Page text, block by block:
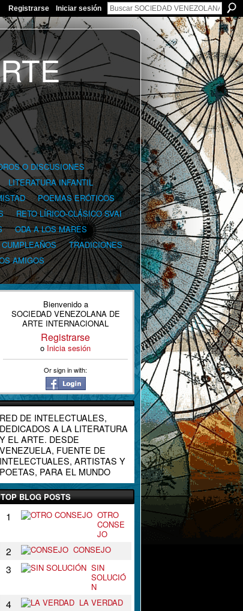
Registrarse Iniciar sesión
O DISCUSIONES
LITERATURA INFANTIL
POEMAS ERÓTICOS
RETO LÍRICO-CLÁSICO SVAI
ODA A LOS MARES
CUMPLEAÑOS
TRADICIONES
AMIGOS
Bienvenido a
SOCIEDAD VENEZOLANA DE
ARTE INTERNACIONAL
Registrarse
o Inicia sesión
Or sign in with:
RED DE INTELECTUALES,
DEDICADOS A LA LITERATURA
Y EL ARTE. DESDE
VENEZUELA, FUENTE DE
INTELECTUALES, ARTISTAS Y
POETAS, PARA EL MUNDO
TOP BLOG POSTS
1
OTRO
CONSE
JO
2 CONSEJO
3
SIN
SOLUCIÓ
N
4 LA VERDAD